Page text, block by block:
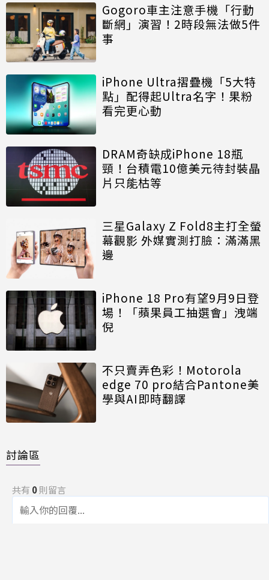
Gogoro車主注意手機「行動
斷網」演習！2時段無法做5件
事
iPhone Ultra摺疊機「5大特
點」配得起Ultra名字！果粉
看完更心動
DRAM奇缺成iPhone 18瓶
頸！台積電10億美元待封裝晶
片只能枯等
三星Galaxy Z Fold8主打全螢
幕觀影 外媒實測打臉：滿滿黑
邊
iPhone 18 Pro有望9月9日登
場！「蘋果員工抽選會」洩端
倪
不只賣弄色彩！Motorola
edge 70 pro結合Pantone美
學與AI即時翻譯
討論區
共有 0則留言